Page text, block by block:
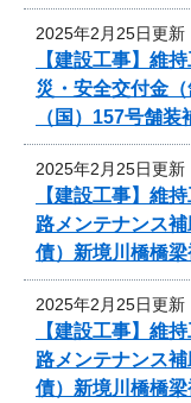
2025年2月25日更新
【建設工事】維
災・安全交付金
（国）157号舗
2025年2月25日更新
【建設工事】維
路メンテナンス
債）新境川橋橋
2025年2月25日更新
【建設工事】維
路メンテナンス
債）新境川橋橋